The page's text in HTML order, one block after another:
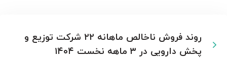
روند فروش ناخالص ماهانه ۲۲ شرکت توزیع و
پخش دارویی در ۳ ماهه نخست ۱۴۰۴